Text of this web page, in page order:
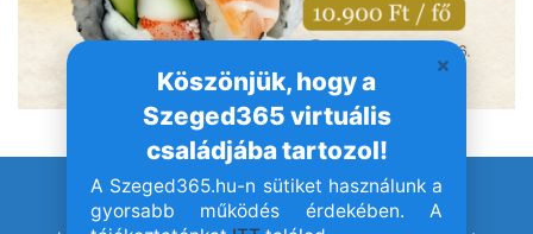
Köszönjük, hogy a
Szeged365 virtuális
családjába tartozol!
A Szeged365.hu-n sütiket használunk a
gyorsabb működés érdekében. A
© Szeged365.hu I Minden jog fenntartva!